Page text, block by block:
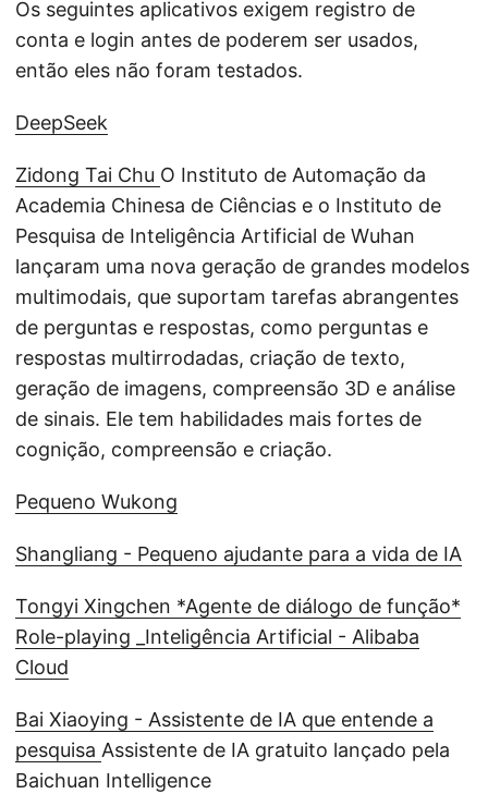
Os seguintes aplicativos exigem registro de
conta e login antes de poderem ser usados,
então eles não foram testados.
DeepSeek
Zidong Tai Chu O Instituto de Automação da
Academia Chinesa de Ciências e o Instituto de
Pesquisa de Inteligência Artificial de Wuhan
lançaram uma nova geração de grandes modelos
multimodais, que suportam tarefas abrangentes
de perguntas e respostas, como perguntas e
respostas multirrodadas, criação de texto,
geração de imagens, compreensão 3D e análise
de sinais. Ele tem habilidades mais fortes de
cognição, compreensão e criação.
Pequeno Wukong
Shangliang - Pequeno ajudante para a vida de IA
Tongyi Xingchen *Agente de diálogo de função*
Role-playing _Inteligência Artificial - Alibaba
Cloud
Bai Xiaoying - Assistente de IA que entende a
pesquisa Assistente de IA gratuito lançado pela
Baichuan Intelligence